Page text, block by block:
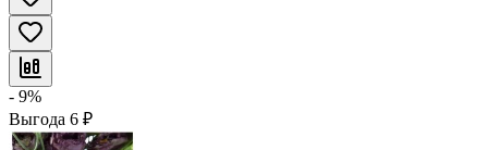
- 9%
Выгода 6 ₽